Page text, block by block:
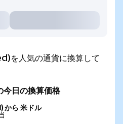
人気の通貨に換算して
今日の換算価格
から 米ドル